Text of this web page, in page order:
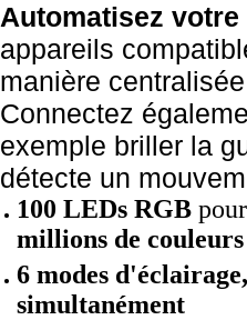
Automatisez
appareils
manière
Connectez
exemple briller la
détecte un
100 LEDs RGB
millions de couleurs
6 modes
simultanément